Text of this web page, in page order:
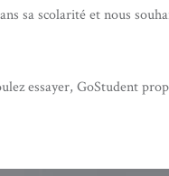
sa scolarité et nous
essayer, GoStudent